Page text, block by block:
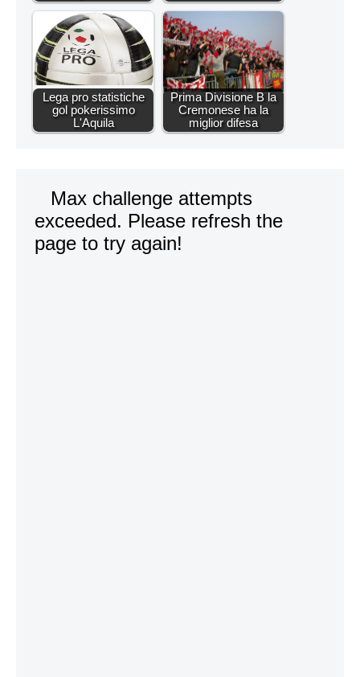
Lega pro statistiche
gol pokerissimo
L'Aquila
Prima Divisione B la
Cremonese ha la
miglior difesa